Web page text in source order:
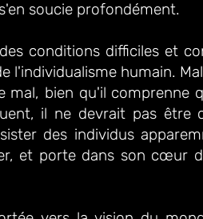
soucie profondément.
conditions difficiles et
l'individualisme humain.
mal, bien qu'il comprenne
il ne devrait pas être
des individus
et porte dans son cœur